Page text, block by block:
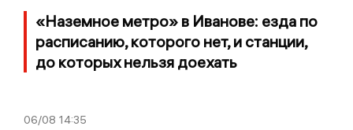
«Наземное метро» в Иванове: езда по
расписанию, которого нет, и станции,
до которых нельзя доехать
06/08 14:35